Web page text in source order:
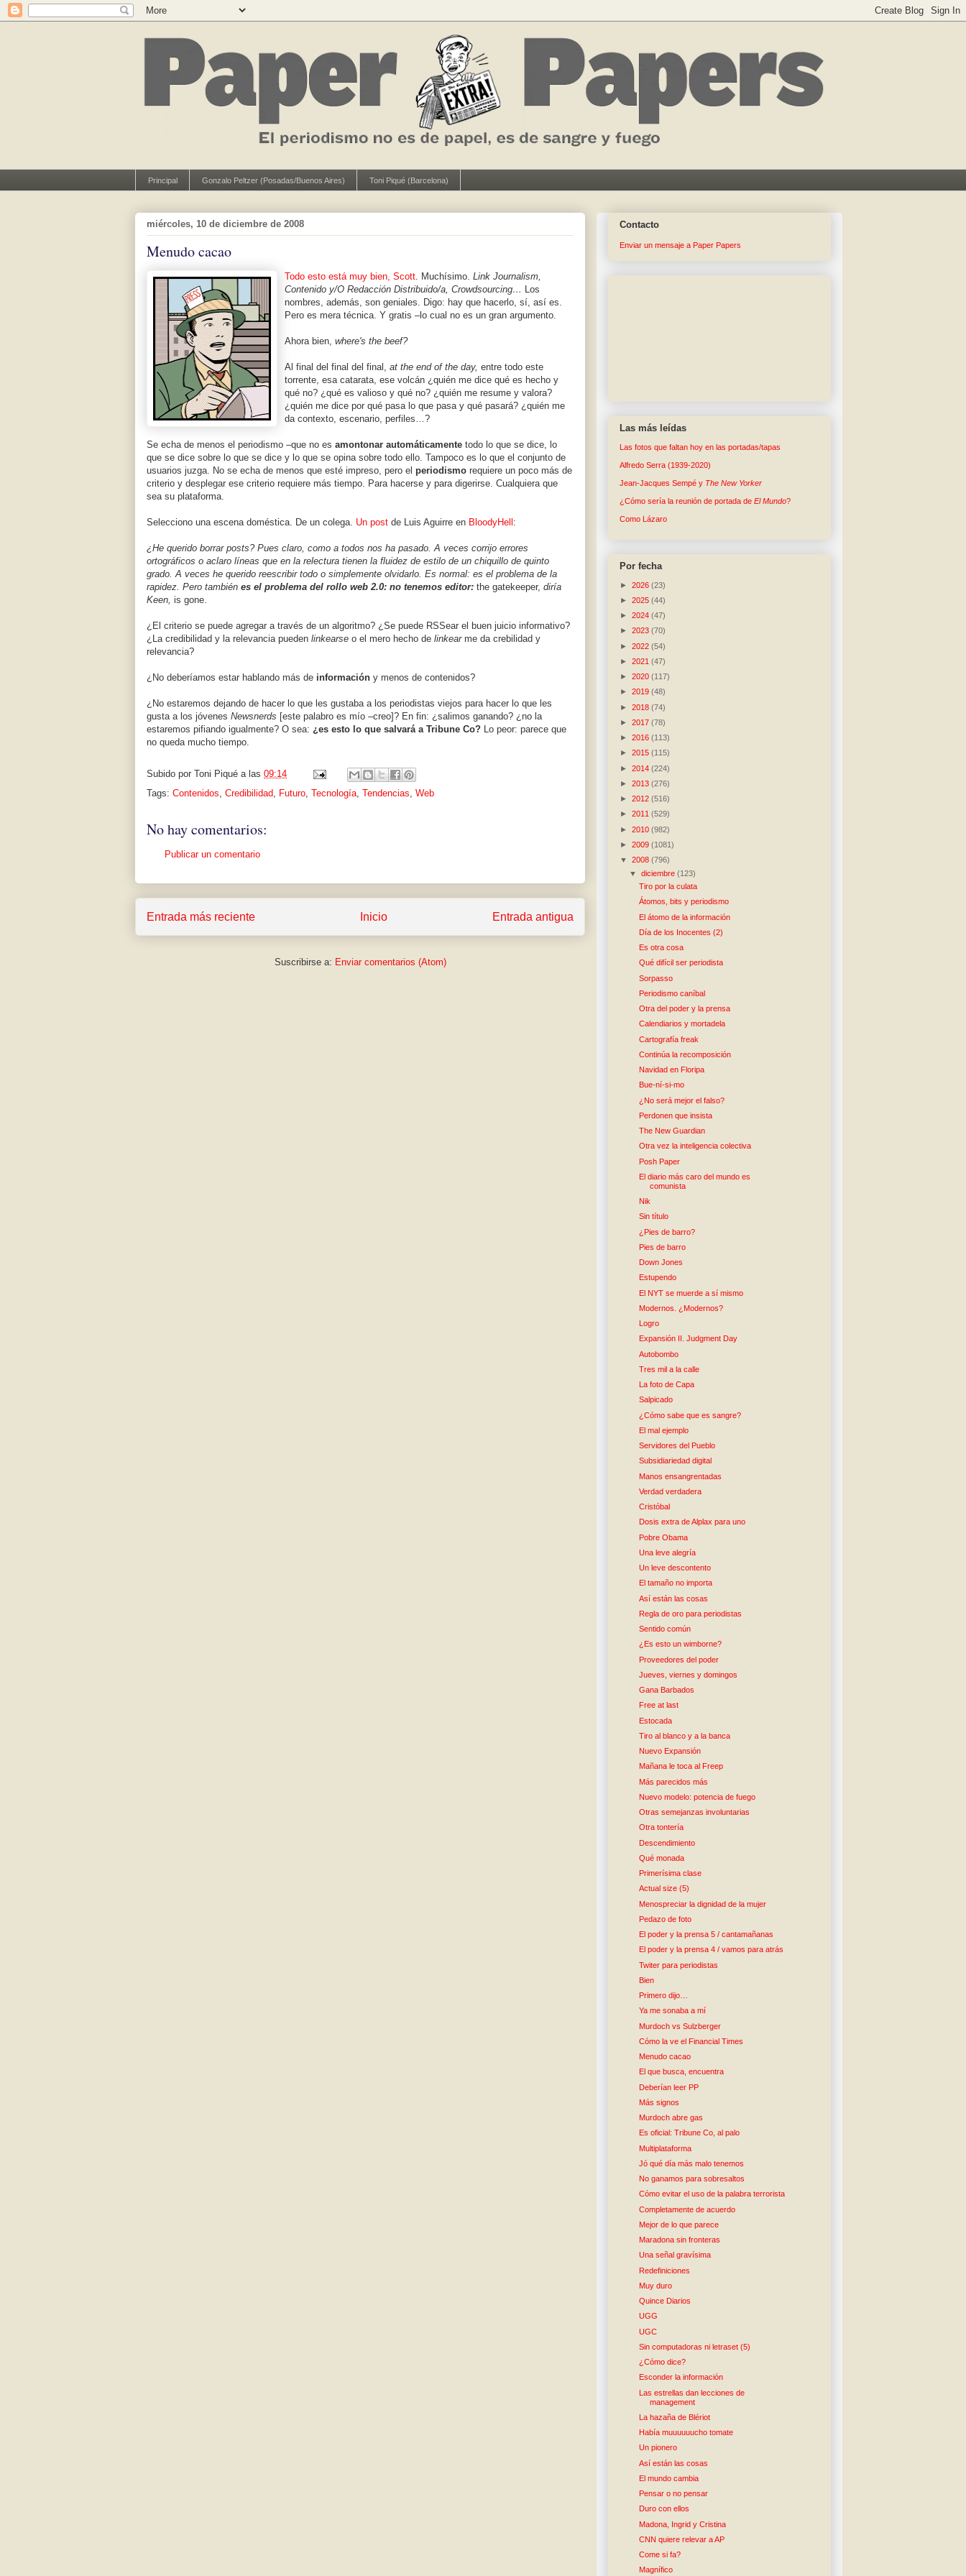
Principal Gonzalo Peltzer (Posadas/Buenos Aires) Toni Piqué (Barcelona)
miércoles, 10 de diciembre de 2008
Menudo cacao
Todo esto está muy bien, Scott. Muchísimo. Link Journalism,
Contenido y/O Redacción Distribuido/a, Crowdsourcing… Los
nombres, además, son geniales. Digo: hay que hacerlo, sí, así es.
Pero es mera técnica. Y gratis –lo cual no es un gran argumento.
Ahora bien, where's the beef?
Al final del final del final, at the end of the day, entre todo este
torrente, esa catarata, ese volcán ¿quién me dice qué es hecho y
qué no? ¿qué es valioso y qué no? ¿quién me resume y valora?
¿quién me dice por qué pasa lo que pasa y qué pasará? ¿quién me
da contexto, escenario, perfiles…?
Se echa de menos el periodismo –que no es amontonar automáticamente todo lo que se dice, lo
que se dice sobre lo que se dice y lo que se opina sobre todo ello. Tampoco es lo que el conjunto de
usuarios juzga. No se echa de menos que esté impreso, pero el periodismo requiere un poco más de
criterio y desplegar ese criterio requiere más tiempo. Para hacerse y para digerirse. Cualquiera que
sea su plataforma.
Selecciono una escena doméstica. De un colega. Un post de Luis Aguirre en BloodyHell :
¿He querido borrar posts? Pues claro, como a todos nos ha pasado. A veces corrijo errores
ortográficos o aclaro líneas que en la relectura tienen la fluidez de estilo de un chiquillo de quinto
grado. A veces he querido reescribir todo o simplemente olvidarlo. Es normal: es el problema de la
rapidez. Pero también es el problema del rollo web 2.0: no tenemos editor: the gatekeeper, diría
Keen, is gone.
¿El criterio se puede agregar a través de un algoritmo? ¿Se puede RSSear el buen juicio informativo?
¿La credibilidad y la relevancia pueden linkearse o el mero hecho de linkearme da crebilidad y
relevancia?
¿No deberíamos estar hablando más de información y menos de contenidos?
¿No estaremos dejando de hacer lo que les gustaba a los periodistas viejos para hacer lo que les
gusta a los jóvenes Newsnerds [este palabro es mío –creo]? En fin: ¿salimos ganando? ¿no la
estaremos pifiando igualmente? O sea: ¿es esto lo que salvará a Tribune Co? Lo peor: parece que
no queda mucho tiempo.
Subido por Toni Piqué a las 09:14
Tags: Contenidos, Credibilidad, Futuro, Tecnología, Tendencias, Web
No hay comentarios:
Publicar un comentario
Entrada más reciente Entrada antigua
Inicio
Suscribirse a: Enviar comentarios (Atom)
Contacto
Enviar un mensaje a Paper Papers
Las más leídas
Las fotos que faltan hoy en las portadas/tapas
Alfredo Serra (1939-2020)
Jean-Jacques Sempé y The New Yorker
¿Cómo sería la reunión de portada de El Mundo?
Como Lázaro
Por fecha
► 2026 (23)
► 2025 (44)
► 2024 (47)
► 2023 (70)
► 2022 (54)
► 2021 (47)
► 2020 (117)
► 2019 (48)
► 2018 (74)
► 2017 (78)
► 2016 (113)
► 2015 (115)
► 2014 (224)
► 2013 (276)
► 2012 (516)
► 2011 (529)
► 2010 (982)
► 2009 (1081)
▼ 2008 (796)
▼diciembre(123)
Tiro por la culata
Átomos, bits y periodismo
El átomo de la información
Día de los Inocentes (2)
Es otra cosa
Qué difícil ser periodista
Sorpasso
Periodismo caníbal
Otra del poder y la prensa
Calendiarios y mortadela
Cartografía freak
Continúa la recomposición
Navidad en Floripa
Bue-ní-si-mo
¿No será mejor el falso?
Perdonen que insista
The New Guardian
Otra vez la inteligencia colectiva
Posh Paper
El diario más caro del mundo es
comunista
Nik
Sin título
¿Pies de barro?
Pies de barro
Down Jones
Estupendo
El NYT se muerde a sí mismo
Modernos. ¿Modernos?
Logro
Expansión II. Judgment Day
Autobombo
Tres mil a la calle
La foto de Capa
Salpicado
¿Cómo sabe que es sangre?
El mal ejemplo
Servidores del Pueblo
Subsidiariedad digital
Manos ensangrentadas
Verdad verdadera
Cristóbal
Dosis extra de Alplax para uno
Pobre Obama
Una leve alegría
Un leve descontento
El tamaño no importa
Así están las cosas
Regla de oro para periodistas
Sentido común
¿Es esto un wimborne?
Proveedores del poder
Jueves, viernes y domingos
Gana Barbados
Free at last
Estocada
Tiro al blanco y a la banca
Nuevo Expansión
Mañana le toca al Freep
Más parecidos más
Nuevo modelo: potencia de fuego
Otras semejanzas involuntarias
Otra tontería
Descendimiento
Qué monada
Primerísima clase
Actual size (5)
Menospreciar la dignidad de la mujer
Pedazo de foto
El poder y la prensa 5 / cantamañanas
El poder y la prensa 4 / vamos para atrás
Twiter para periodistas
Bien
Primero dijo…
Ya me sonaba a mí
Murdoch vs Sulzberger
Cómo la ve el Financial Times
Menudo cacao
El que busca, encuentra
Deberían leer PP
Más signos
Murdoch abre gas
Es oficial: Tribune Co, al palo
Multiplataforma
Jó qué día más malo tenemos
No ganamos para sobresaltos
Cómo evitar el uso de la palabra terrorista
Completamente de acuerdo
Mejor de lo que parece
Maradona sin fronteras
Una señal gravísima
Redefiniciones
Muy duro
Quince Diarios
UGG
UGC
Sin computadoras ni letraset (5)
¿Cómo dice?
Esconder la información
Las estrellas dan lecciones de
management
La hazaña de Blériot
Había muuuuuucho tomate
Un pionero
Así están las cosas
El mundo cambia
Pensar o no pensar
Duro con ellos
Madona, Ingrid y Cristina
CNN quiere relevar a AP
Come si fa?
Magnífico